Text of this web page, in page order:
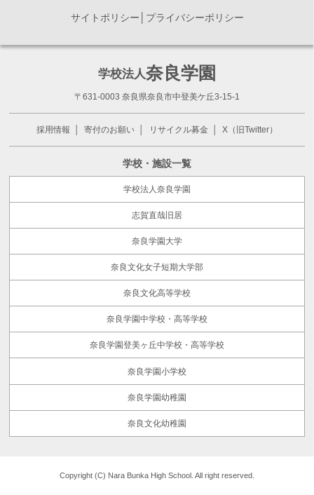
サイトポリシー│プライバシーポリシー
学校法人奈良学園
〒631-0003 奈良県奈良市中登美ケ丘3-15-1
採用情報 寄付のお願い リサイクル募金 X（旧Twitter）
学校・施設一覧
学校法人奈良学園
志賀直哉旧居
奈良学園大学
奈良文化女子短期大学部
奈良文化高等学校
奈良学園中学校・高等学校
奈良学園登美ヶ丘中学校・高等学校
奈良学園小学校
奈良学園幼稚園
奈良文化幼稚園
Copyright (C) Nara Bunka High School. All right reserved.